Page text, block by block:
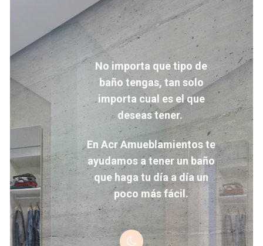
No importa que tipo de
baño tengas, tan solo
importa cual es el que
deseas tener.
En Acr Amueblamientos te
ayudamos a tener un baño
que haga tu día a díaun
poco más fácil.